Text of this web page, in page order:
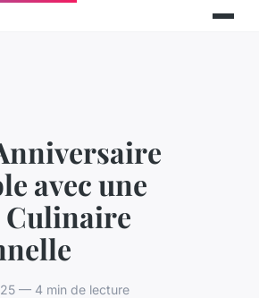
avec une
— 4 min de lecture